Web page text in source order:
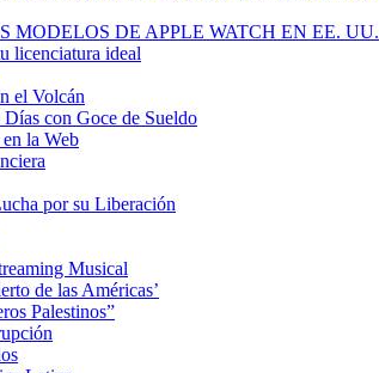
MODELOS DE APPLE WATCH EN EE. UU.
licenciatura ideal
el Volcán
con Goce de Sueldo
la Web
por su Liberación
Musical
de las Américas’
Palestinos”